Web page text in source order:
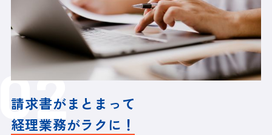
請求書がまとまって
経理業務がラクに！